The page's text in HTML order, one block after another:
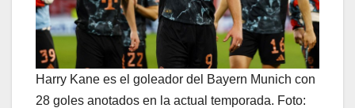
Harry Kane es el goleador del Bayern Munich con
28 goles anotados en la actual temporada. Foto: